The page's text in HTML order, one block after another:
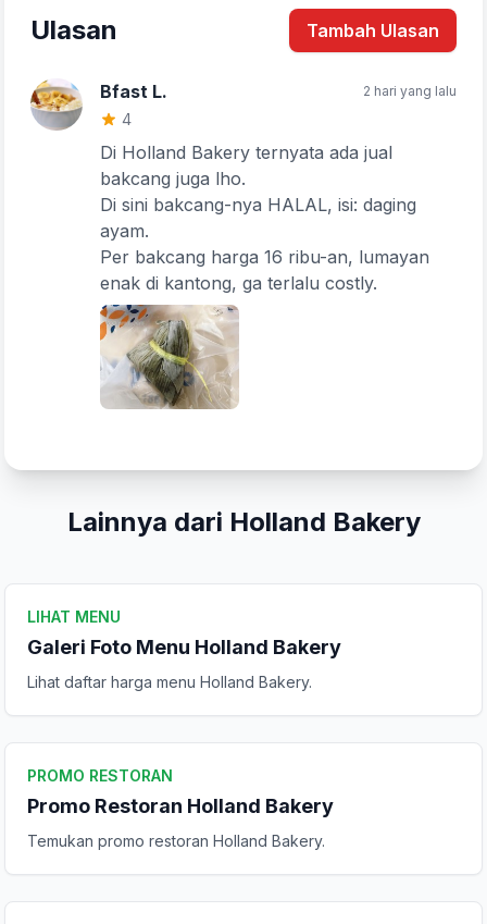
Ulasan Tambah Ulasan
Bfast L. 2 hari yang lalu
4
Di Holland Bakery ternyata ada jual
bakcang juga lho.
Di sini bakcang-nya HALAL, isi: daging
ayam.
Per bakcang harga 16 ribu-an, lumayan
enak di kantong, ga terlalu costly.
Lainnya dari Holland Bakery
LIHAT MENU
Galeri Foto Menu Holland Bakery
Lihat daftar harga menu Holland Bakery.
PROMO RESTORAN
Promo Restoran Holland Bakery
Temukan promo restoran Holland Bakery.
Tulis Ulasan
Peringkat Anda
Komentar Anda